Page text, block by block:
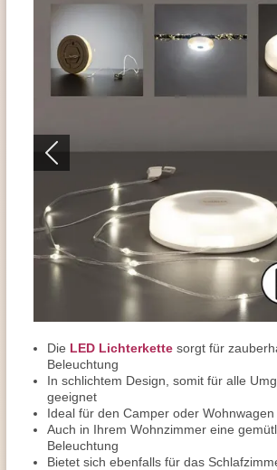
Die LED Lichterkette sorgt für
Beleuchtung
In schlichtem Design, somit für alle
geeignet
Ideal für den Camper oder
Auch in Ihrem Wohnzimmer eine
Beleuchtung
Bietet sich ebenfalls für das